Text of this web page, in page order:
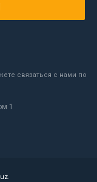
связаться с нами по
1
.